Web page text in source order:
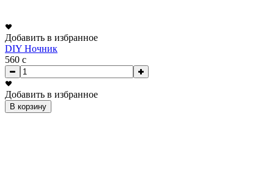
Добавить в избранное
DIY Ночник
560 c
Добавить в избранное
В корзину